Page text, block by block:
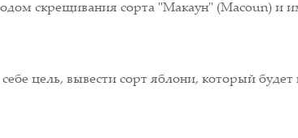
скрещивания сорта "Макаун" (Macoun) и
цель, вывести сорт яблони, который